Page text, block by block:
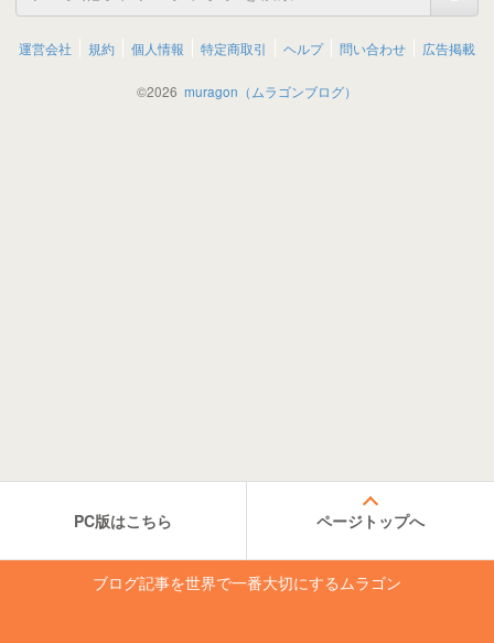
運営会社 規約 個人情報 特定商取引 ヘルプ 問い合わせ 広告掲載
©2026 muragon（ムラゴンブログ）
PC版はこちら ページトップへ
ブログ記事を世界で一番大切にするムラゴン